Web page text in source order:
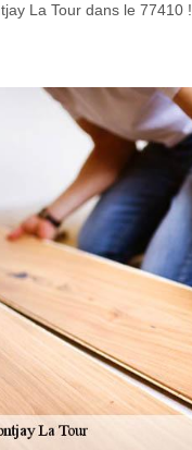
La Tour dans le 77410 !